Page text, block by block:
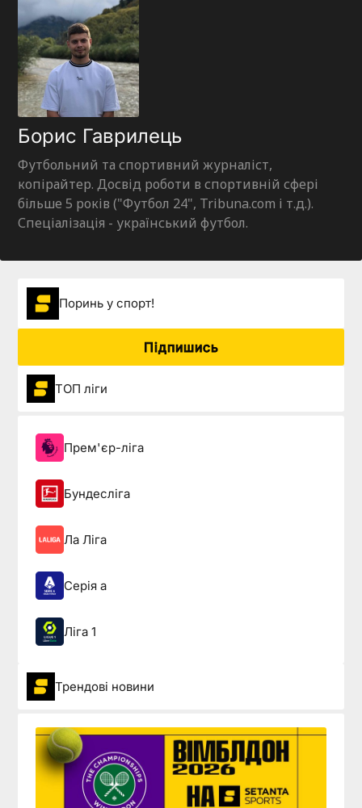
Борис Гаврилець
Футбольний та спортивний журналіст,
копірайтер. Досвід роботи в спортивній сфері
більше 5 років ("Футбол 24", Tribuna.com і т.д.).
Спеціалізація - український футбол.
Поринь у спорт!
Підпишись
ТОП ліги
Прем'єр-ліга
Бундесліга
Ла Ліга
Серія а
Ліга 1
Трендові новини